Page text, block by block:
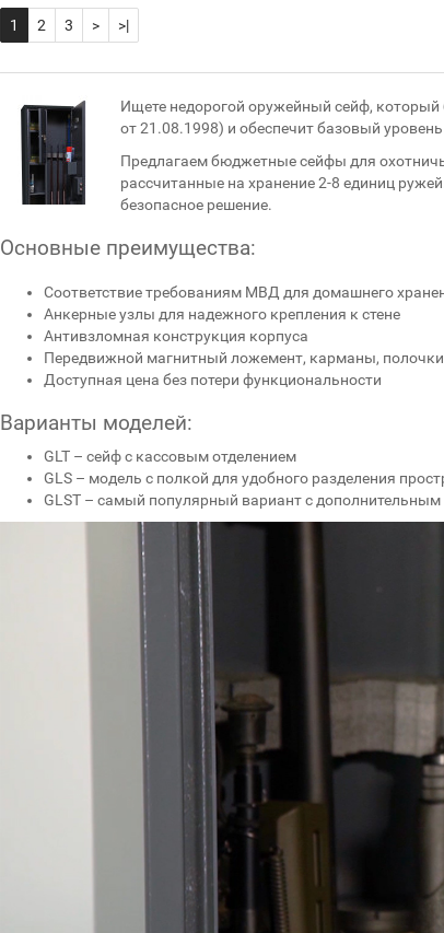
1 2 3 > >|
Ищете недорогой оружейный сейф,
от 21.08.1998) и обеспечит базовый
Предлагаем бюджетные сейфы для
рассчитанные на хранение 2-8 единиц
безопасное решение.
Основные преимущества:
Соответствие требованиям МВД для домашнего
Анкерные узлы для надежного крепления к стене
Антивзломная конструкция корпуса
Передвижной магнитный ложемент, карманы,
Доступная цена без потери функциональности
Варианты моделей:
GLT – сейф с кассовым отделением
GLS – модель с полкой для удобного разделения
GLST – самый популярный вариант с